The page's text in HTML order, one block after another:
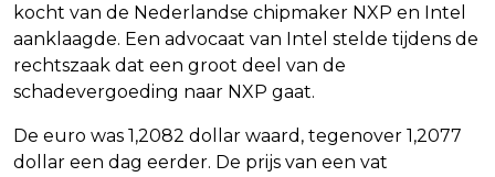
kocht van de Nederlandse chipmaker NXP en Intel
aanklaagde. Een advocaat van Intel stelde tijdens de
rechtszaak dat een groot deel van de
schadevergoeding naar NXP gaat.
De euro was 1,2082 dollar waard, tegenover 1,2077
dollar een dag eerder. De prijs van een vat